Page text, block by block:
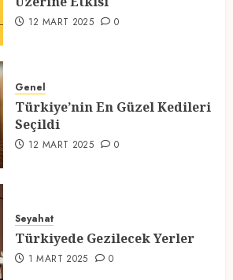
Seçildi
12 MART 2025 0
1 MART 2025
12 MART 2025 0
Genel
Türkiye’nin En Güzel Kedileri
Seçildi
12 MART 2025 0
Seyahat
Türkiyede Gezilecek Yerler
1 MART 2025 0